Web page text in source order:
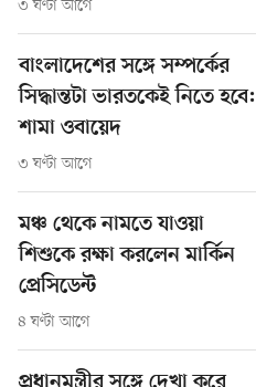
৩ ঘণ্টা আগে
বাংলাদেশের সঙ্গে সম্পর্কের
সিদ্ধান্তটা ভারতকেই নিতে হবে:
শামা ওবায়েদ
৩ ঘণ্টা আগে
মঞ্চ থেকে নামতে যাওয়া
শিশুকে রক্ষা করলেন মার্কিন
প্রেসিডেন্ট
৪ ঘণ্টা আগে